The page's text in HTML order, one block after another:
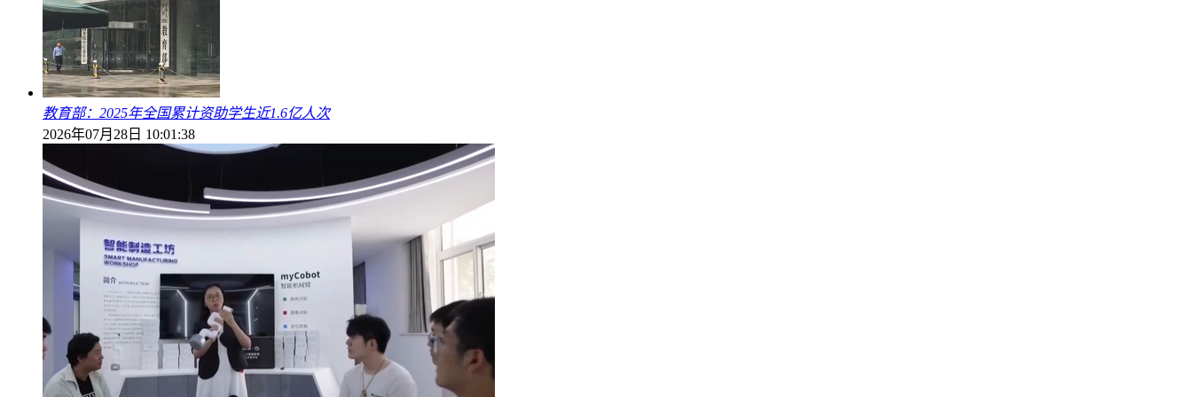
教育部：2025年全国累计资助学生近1.6亿人次
2026年07月28日 10:01:38